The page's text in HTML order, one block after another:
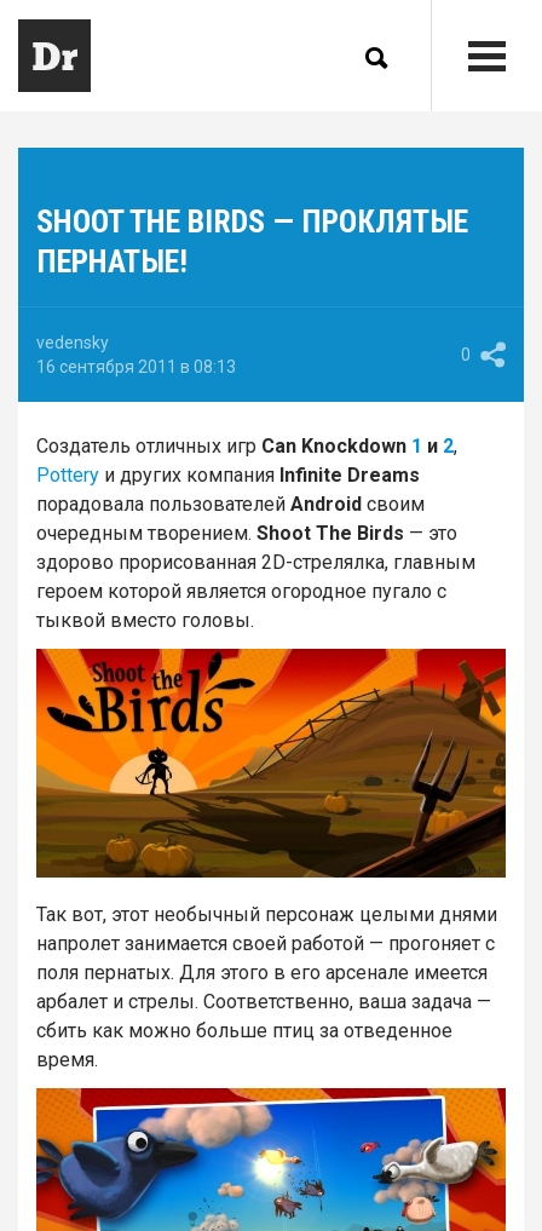
SHOOT THE BIRDS — ПРОКЛЯТЫЕ
ПЕРНАТЫЕ!
vedensky
16 сентября 2011 в 08:13
0
Создатель отличных игр Can Knockdown 1 и 2,
Pottery и других компания Infinite Dreams
порадовала пользователей Android своим
очередным творением. Shoot The Birds — это
здорово прорисованная 2D-стрелялка, главным
героем которой является огородное пугало с
тыквой вместо головы.
Так вот, этот необычный персонаж целыми днями
напролет занимается своей работой — прогоняет с
поля пернатых. Для этого в его арсенале имеется
арбалет и стрелы. Соответственно, ваша задача —
сбить как можно больше птиц за отведенное
время.